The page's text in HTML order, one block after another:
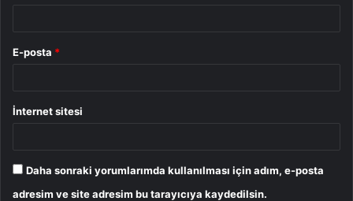
E-posta *
İnternet sitesi
Daha sonraki yorumlarımda kullanılması için adım, e-posta
adresim ve site adresim bu tarayıcıya kaydedilsin.